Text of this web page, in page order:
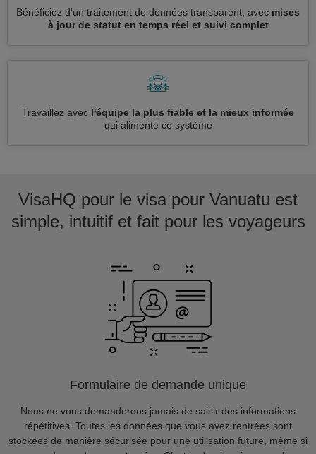
Bénéficiez d'un traitement de données transparent, avec mises
à jour de statut en temps réel et suivi complet
Travaillez avec l'équipe la plus fiable et la mieux informée
qui alimente ce système
VisaHQ pour le visa pour Vanuatu est
simple, intuitif et fait pour les voyageurs
Formulaire de demande unique
Nous ne vous demanderons jamais de saisir des informations
répétitives. Toutes les données que vous avez rentrées sont
stockées de manière sécurisée pour une utilisation future, même si